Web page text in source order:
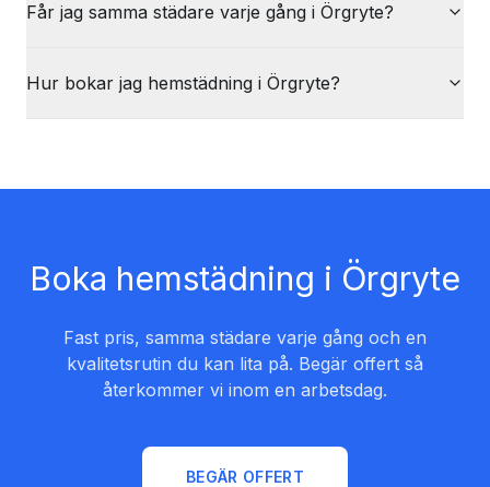
Får jag samma städare varje gång i Örgryte?
Hur bokar jag hemstädning i Örgryte?
Boka hemstädning i Örgryte
Fast pris, samma städare varje gång och en
kvalitetsrutin du kan lita på. Begär offert så
återkommer vi inom en arbetsdag.
BEGÄR OFFERT